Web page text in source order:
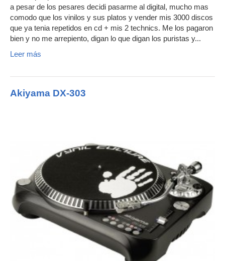
a pesar de los pesares decidi pasarme al digital, mucho mas
comodo que los vinilos y sus platos y vender mis 3000 discos
que ya tenia repetidos en cd + mis 2 technics. Me los pagaron
bien y no me arrepiento, digan lo que digan los puristas y...
Leer más
Akiyama DX-303